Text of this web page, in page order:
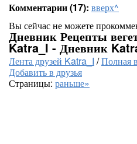
Комментарии (17): вверх^
Вы сейчас не можете
Дневник Рецепты
Katra_I - Дневник
Лента друзей Katra_I /Полная
Добавить в друзья
Страницы: раньше»